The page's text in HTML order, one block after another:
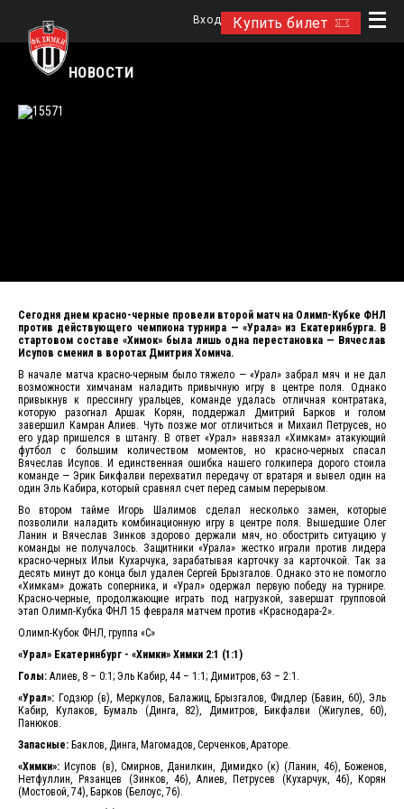
Купить билет
Вход
НОВОСТИ
Сегодня днем красно-черные провели второй матч на Олимп-Кубке ФНЛ
против действующего чемпиона турнира — «Урала» из Екатеринбурга. В
стартовом составе «Химок» была лишь одна перестановка — Вячеслав
Исупов сменил в воротах Дмитрия Хомича.
В начале матча красно-черным было тяжело — «Урал» забрал мяч и не дал
возможности химчанам наладить привычную игру в центре поля. Однако
привыкнув к прессингу уральцев, команде удалась отличная контратака,
которую разогнал Аршак Корян, поддержал Дмитрий Барков и голом
завершил Камран Алиев. Чуть позже мог отличиться и Михаил Петрусев, но
его удар пришелся в штангу. В ответ «Урал» навязал «Химкам» атакующий
футбол с большим количеством моментов, но красно-черных спасал
Вячеслав Исупов. И единственная ошибка нашего голкипера дорого стоила
команде — Эрик Бикфалви перехватил передачу от вратаря и вывел один на
один Эль Кабира, который сравнял счет перед самым перерывом.
Во втором тайме Игорь Шалимов сделал несколько замен, которые
позволили наладить комбинационную игру в центре поля. Вышедшие Олег
Ланин и Вячеслав Зинков здорово держали мяч, но обострить ситуацию у
команды не получалось. Защитники «Урала» жестко играли против лидера
красно-черных Ильи Кухарчука, зарабатывая карточку за карточкой. Так за
десять минут до конца был удален Сергей Брызгалов. Однако это не помогло
«Химкам» дожать соперника, и «Урал» одержал первую победу на турнире.
Красно-черные, продолжающие играть под нагрузкой, завершат групповой
этап Олимп-Кубка ФНЛ 15 февраля матчем против «Краснодара-2».
Олимп-Кубок ФНЛ, группа «С»
«Урал» Екатеринбург - «Химки» Химки 2:1 (1:1)
Голы: Алиев, 8 – 0:1; Эль Кабир, 44 – 1:1; Димитров, 63 – 2:1.
«Урал»: Годзюр (в), Меркулов, Балажиц, Брызгалов, Фидлер (Бавин, 60), Эль
Кабир, Кулаков, Бумаль (Динга, 82), Димитров, Бикфалви (Жигулев, 60),
Панюков.
Запасные: Баклов, Динга, Магомадов, Серченков, Араторе.
«Химки»: Исупов (в), Смирнов, Данилкин, Димидко (к) (Ланин, 46), Боженов,
Нетфуллин, Рязанцев (Зинков, 46), Алиев, Петрусев (Кухарчук, 46), Корян
(Мостовой, 74), Барков (Белоус, 76).